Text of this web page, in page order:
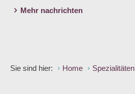
Mehr nachrichten
Sie sind hier: Home Spezialitäten